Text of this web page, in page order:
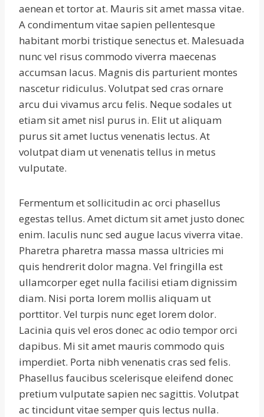
aenean et tortor at. Mauris sit amet massa vitae.
A condimentum vitae sapien pellentesque
habitant morbi tristique senectus et. Malesuada
nunc vel risus commodo viverra maecenas
accumsan lacus. Magnis dis parturient montes
nascetur ridiculus. Volutpat sed cras ornare
arcu dui vivamus arcu felis. Neque sodales ut
etiam sit amet nisl purus in. Elit ut aliquam
purus sit amet luctus venenatis lectus. At
volutpat diam ut venenatis tellus in metus
vulputate.
Fermentum et sollicitudin ac orci phasellus
egestas tellus. Amet dictum sit amet justo donec
enim. Iaculis nunc sed augue lacus viverra vitae.
Pharetra pharetra massa massa ultricies mi
quis hendrerit dolor magna. Vel fringilla est
ullamcorper eget nulla facilisi etiam dignissim
diam. Nisi porta lorem mollis aliquam ut
porttitor. Vel turpis nunc eget lorem dolor.
Lacinia quis vel eros donec ac odio tempor orci
dapibus. Mi sit amet mauris commodo quis
imperdiet. Porta nibh venenatis cras sed felis.
Phasellus faucibus scelerisque eleifend donec
pretium vulputate sapien nec sagittis. Volutpat
ac tincidunt vitae semper quis lectus nulla.